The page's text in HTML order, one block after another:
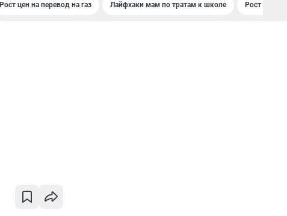
Рост цен на перевод на газ Лайфхаки мам по тратам к школе Рост цен на